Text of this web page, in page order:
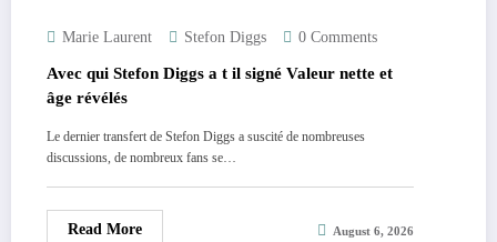
Marie Laurent Stefon Diggs 0 Comments
Avec qui Stefon Diggs a t il signé Valeur nette et
âge révélés
Le dernier transfert de Stefon Diggs a suscité de nombreuses
discussions, de nombreux fans se…
Read More August 6, 2026